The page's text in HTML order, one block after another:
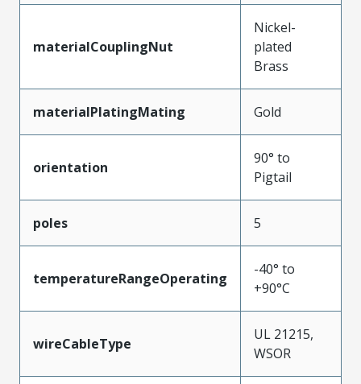
materialCouplingNut
Nickel-
plated
Brass
materialPlatingMating Gold
orientation
90° to
Pigtail
poles 5
temperatureRangeOperating
-40° to
+90°C
wireCableType
UL 21215,
WSOR